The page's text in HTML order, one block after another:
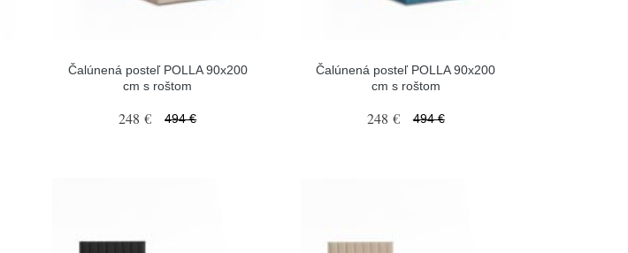
Čalúnená posteľ POLLA 90x200
cm s roštom
248 € 494 €
Čalúnená posteľ POLLA 90x200
cm s roštom
248 € 494 €